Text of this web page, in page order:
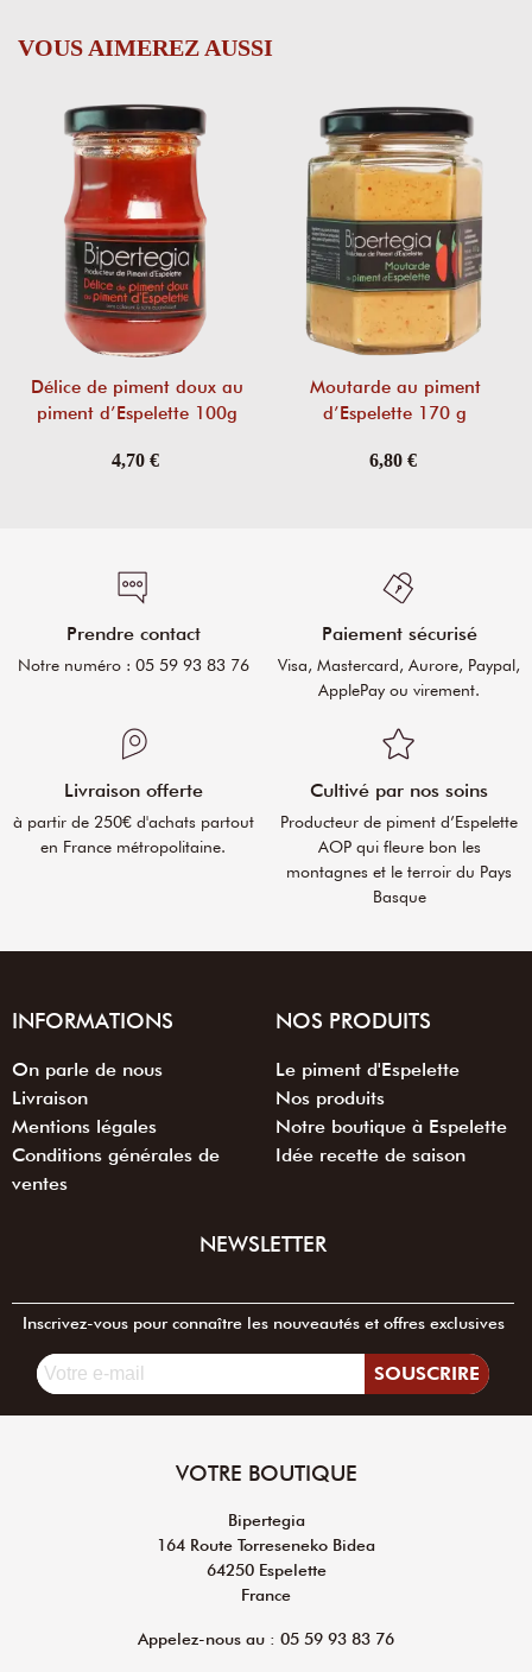
VOUS AIMEREZ AUSSI
Délice de piment doux au
piment d’Espelette 100g
4,70 €
Moutarde au piment
d’Espelette 170 g
6,80 €
Prendre contact
Notre numéro : 05 59 93 83 76
Paiement sécurisé
Visa, Mastercard, Aurore, Paypal,
ApplePay ou virement.
Livraison offerte
à partir de 250€ d'achats partout
en France métropolitaine.
Cultivé par nos soins
Producteur de piment d’Espelette
AOP qui fleure bon les
montagnes et le terroir du Pays
Basque
VOTRE BOUTIQUE
Bipertegia
164 Route Torreseneko Bidea
64250 Espelette
France
Appelez-nous au : 05 59 93 83 76
INFORMATIONS
On parle de nous
Livraison
Mentions légales
Conditions générales de
ventes
NOS PRODUITS
Le piment d'Espelette
Nos produits
Notre boutique à Espelette
Idée recette de saison
NEWSLETTER
Inscrivez-vous pour connaître les nouveautés et offres exclusives
SOUSCRIRE